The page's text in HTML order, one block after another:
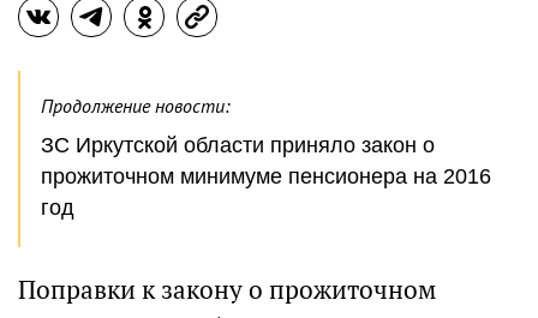
Продолжение новости:
ЗС Иркутской области приняло закон о
прожиточном минимуме пенсионера на 2016
год
Поправки к закону о прожиточном